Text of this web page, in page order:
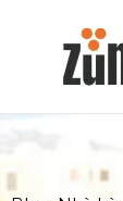
content